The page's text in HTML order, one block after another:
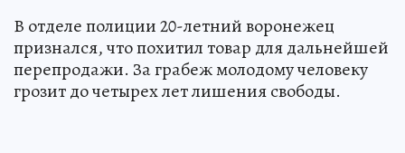
В отделе полиции 20-летний воронежец
признался, что похитил товар для дальнейшей
перепродажи. За грабеж молодому человеку
грозит до четырех лет лишения свободы.